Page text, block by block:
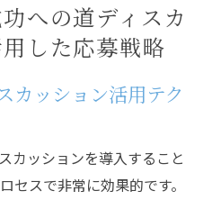
への道ディスカ
した応募戦略
カッション活用テク
カッションを導入すること
セスで非常に効果的です。